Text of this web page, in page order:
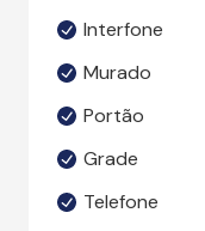
Interfone
Murado
Portão
Grade
Telefone